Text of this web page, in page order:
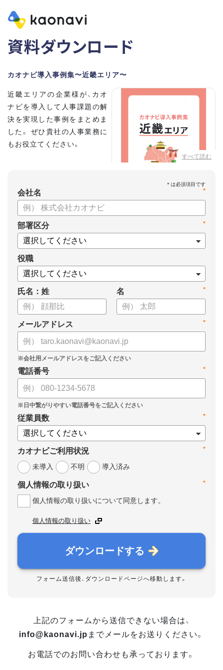
資料ダウンロード
カオナビ導入事例集〜近畿エリア〜
すべて読む
近畿エリアの企業様が、カオ
ナビを導入して人事課題の解
決を実現した事例をまとめま
した。 ぜひ貴社の人事業務に
もお役立てください。
*
会社名
*
部署区分
役職
氏名：姓 *
名
*
メールアドレス
*
電話番号
*
従業員数
*
カオナビご利用状況
未導入
不明 導入済み
*
個人情報の取り扱い
個人情報の取り扱いについて同意します。
個人情報の取り扱い
ダウンロードする
フォーム送信後、ダウンロードページへ移動します。
上記のフォームから送信できない場合は、
info@kaonavi.jp までメールをお送りください。
お電話でのお問い合わせも承っております。